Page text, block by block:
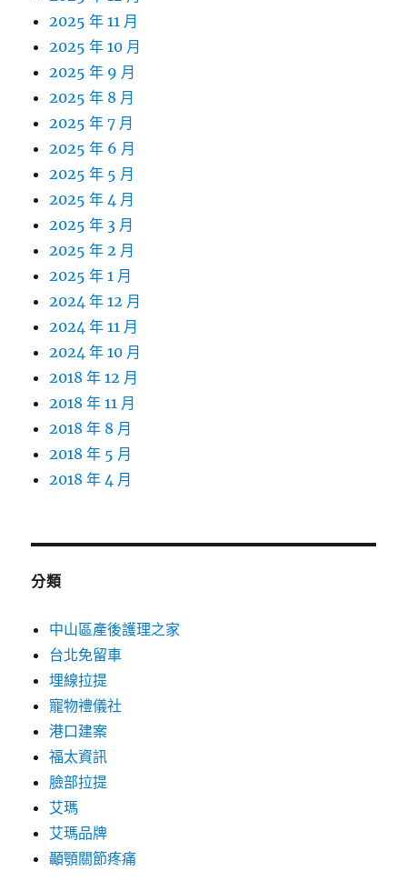
2025 年 11 月
2025 年 10 月
2025 年 9 月
2025 年 8 月
2025 年 7 月
2025 年 6 月
2025 年 5 月
2025 年 4 月
2025 年 3 月
2025 年 2 月
2025 年 1 月
2024 年 12 月
2024 年 11 月
2024 年 10 月
2018 年 12 月
2018 年 11 月
2018 年 8 月
2018 年 5 月
2018 年 4 月
分類
中山區產後護理之家
台北免留車
埋線拉提
寵物禮儀社
港口建案
福太資訊
臉部拉提
艾瑪
艾瑪品牌
顳顎關節疼痛